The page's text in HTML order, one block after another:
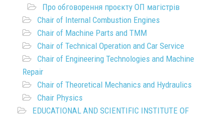
Про обговорення проєкту ОП магістрів
Chair of Internal Combustion Engines
Chair of Machine Parts and TMM
Chair of Technical Operation and Car Service
Chair of Engineering Technologies and Machine
Repair
Chair of Theoretical Mechanics and Hydraulics
Chair Physics
EDUCATIONAL AND SCIENTIFIC INSTITUTE OF